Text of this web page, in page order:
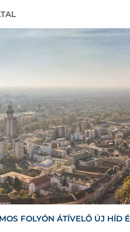
FOLYÓN ÁTÍVELŐ ÚJ HÍD